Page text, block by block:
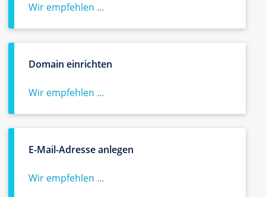
Wir empfehlen ...
Domain einrichten
Wir empfehlen ...
E-Mail-Adresse anlegen
Wir empfehlen ...